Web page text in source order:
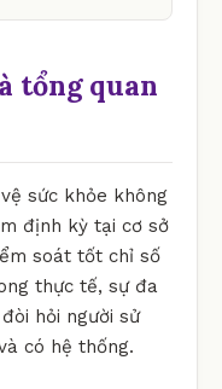
tổng quan
sức khỏe không
định kỳ tại cơ sở
soát tốt chỉ số
thực tế, sự đa
hỏi người sử
có hệ thống.